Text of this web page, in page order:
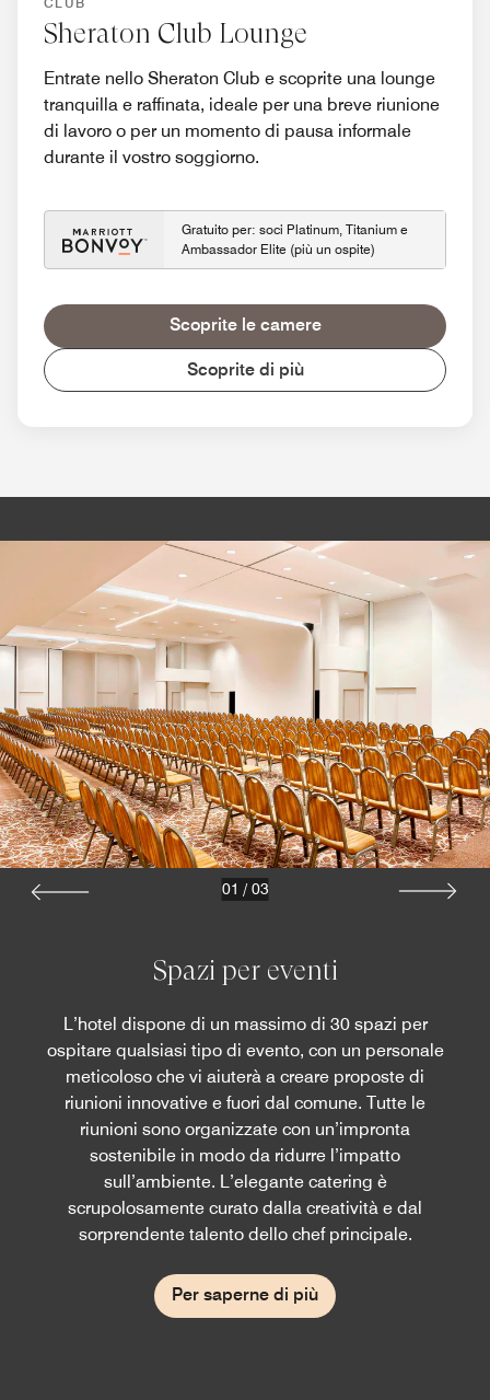
Sheraton Club Lounge
Entrate nello Sheraton Club e scoprite una lounge
tranquilla e raffinata, ideale per una breve riunione
di lavoro o per un momento di pausa informale
durante il vostro soggiorno.
Gratuito per: soci Platinum, Titanium e
Ambassador Elite (più un ospite)
Scoprite le camere
Scoprite di più
Spazi per eventi
L’hotel dispone di un massimo di 30 spazi per
ospitare qualsiasi tipo di evento, con un personale
meticoloso che vi aiuterà a creare proposte di
riunioni innovative e fuori dal comune. Tutte le
riunioni sono organizzate con un’impronta
sostenibile in modo da ridurre l’impatto
sull’ambiente. L’elegante catering è
scrupolosamente curato dalla creatività e dal
sorprendente talento dello chef principale.
Per saperne di più
01 / 03